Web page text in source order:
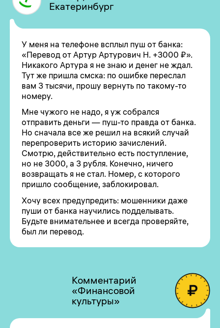
Екатеринбург
У меня на телефоне всплыл пуш от банка:
«Перевод от Артур Артурович Н. +3000 ₽».
Никакого Артура я не знаю и денег не ждал.
Тут же пришла смска: по ошибке переслал
вам 3 тысячи, прошу вернуть по такому-то
номеру.
Мне чужого не надо, я уж собрался
отправить деньги — пуш-то правда от банка.
Но сначала все же решил на всякий случай
перепроверить историю зачислений.
Смотрю, действительно есть поступление,
но не 3000, а 3 рубля. Конечно, ничего
возвращать я не стал. Номер, с которого
пришло сообщение, заблокировал.
Хочу всех предупредить: мошенники даже
пуши от банка научились подделывать.
Будьте внимательнее и всегда проверяйте,
был ли перевод.
Комментарий
«Финансовой
культуры»